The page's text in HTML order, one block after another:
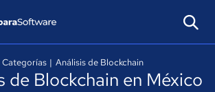
Categorías | Análisis de Blockchain
de Blockchain en México